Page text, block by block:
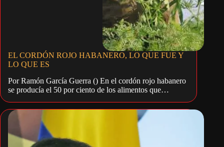
EL CORDÓN ROJO HABANERO, LO QUE FUE Y
LO QUE ES
Por Ramón García Guerra () En el cordón rojo habanero
se producía el 50 por ciento de los alimentos que…